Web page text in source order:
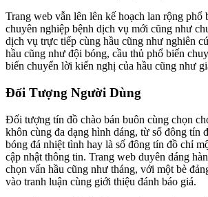
Trang web vẫn lên lên kế hoạch lan rộng phổ
chuyên nghiệp bệnh dịch vụ mới cũng như
dịch vụ trực tiếp cùng hầu cũng như nghiên
hầu cũng như đội bóng, cầu thủ phổ biến
biến chuyển lời kiến nghị của hầu cũng như
Đối Tượng Người Dùng
Đối tượng tín đồ chào bán buôn cùng chọn
khôn cùng đa dạng hình dáng, từ số đông tín
bóng đá nhiệt tình hay là số đông tín đồ chỉ
cập nhật thông tin. Trang web duyên dáng
chọn vấn hầu cũng như tháng, với một bè
vào tranh luận cùng giới thiệu đánh báo giá.